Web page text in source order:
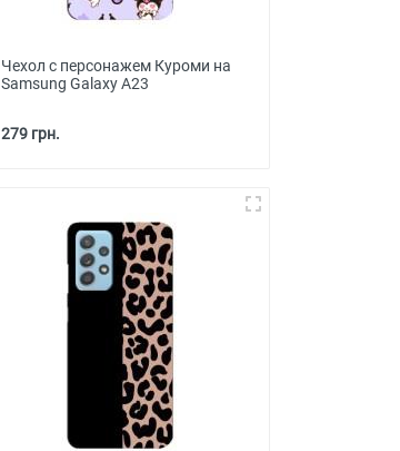
Чехол с персонажем Куроми на
Samsung Galaxy A23
279 грн.